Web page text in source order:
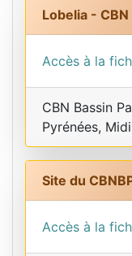
Lobelia - CBN
Accès à la
CBN Bassin
Pyrénées,
Site du
Accès à la